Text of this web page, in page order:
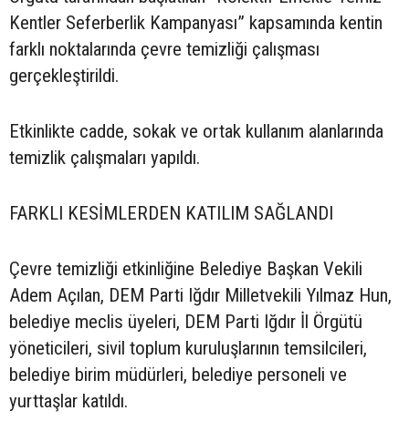
Kentler Seferberlik Kampanyası” kapsamında kentin
farklı noktalarında çevre temizliği çalışması
gerçekleştirildi.
Etkinlikte cadde, sokak ve ortak kullanım alanlarında
temizlik çalışmaları yapıldı.
FARKLI KESİMLERDEN KATILIM SAĞLANDI
Çevre temizliği etkinliğine Belediye Başkan Vekili
Adem Açılan, DEM Parti Iğdır Milletvekili Yılmaz Hun,
belediye meclis üyeleri, DEM Parti Iğdır İl Örgütü
yöneticileri, sivil toplum kuruluşlarının temsilcileri,
belediye birim müdürleri, belediye personeli ve
yurttaşlar katıldı.